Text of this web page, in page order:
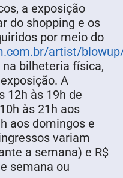
a exposição
do shopping e os
por meio do
artist/
na bilheteria física,
A
12h às 19h de
às 21h aos
aos domingos e
variam
a semana) e R$
semana ou